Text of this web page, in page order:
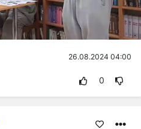
видео
26.08.2024 04:00
0